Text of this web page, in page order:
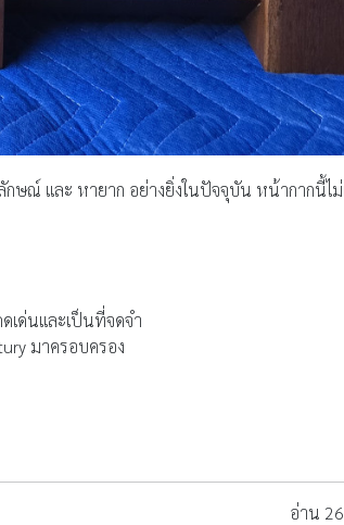
กษณ์ และ หายาก อย่างยิ่งในปัจจุบัน หน้ากากนี้ไ
เด่นและเป็นที่จดจำ
มาครอบครอง
อ่าน